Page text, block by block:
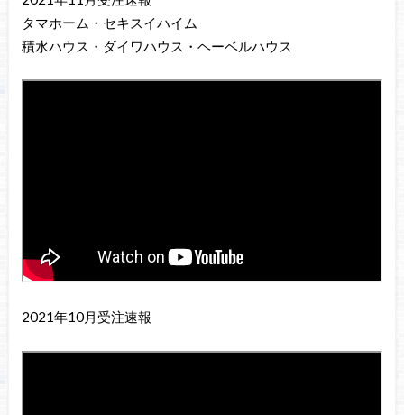
タマホーム・セキスイハイム
積水ハウス・ダイワハウス・ヘーベルハウス
2021年10月受注速報